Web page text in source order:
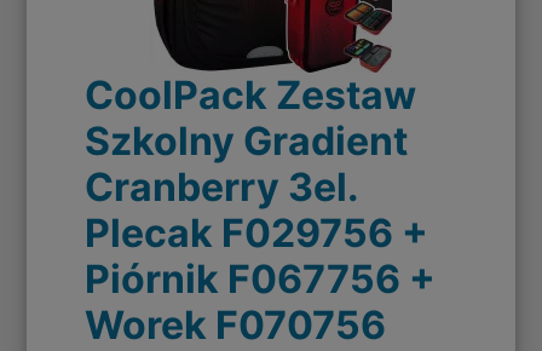
CoolPack Zestaw
Szkolny Gradient
Cranberry 3el.
Plecak F029756 +
Piórnik F067756 +
Worek F070756